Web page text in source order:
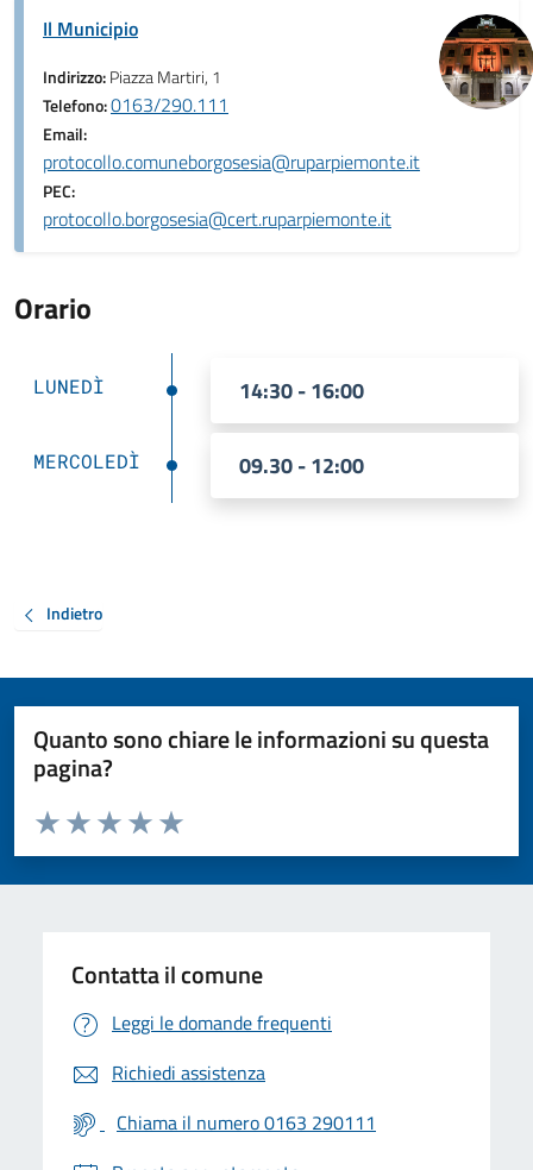
Il Municipio
Indirizzo:Piazza Martiri, 1
Telefono:0163/290.111
Email:
protocollo.comuneborgosesia@ruparpiemonte.it
PEC:
protocollo.borgosesia@cert.ruparpiemonte.it
Orario
LUNEDÌ 14:30 - 16:00
MERCOLEDÌ 09.30 - 12:00
Indietro
Quanto sono chiare le informazioni su questa
pagina?
Valuta da 1 a 5 stelle la pagina
Valuta 5 stelle su 5
Valuta 4 stelle su 5
Valuta 3 stelle su 5
Valuta 2 stelle su 5
Valuta 1 stelle su 5
Contatta il comune
Leggi le domande frequenti
Richiedi assistenza
Chiama il numero 0163 290111